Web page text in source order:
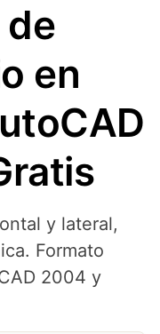
de
en
y lateral,
Formato
2004 y